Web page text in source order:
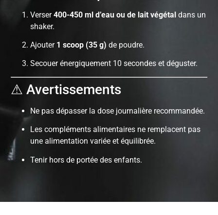
Verser400-450 ml d’eau ou de lait végétal dans un
shaker.
Ajouter 1 scoop (35 g) de poudre.
Secouer énergiquement 10 secondes et déguster.
⚠ Avertissements
Ne pas dépasser la dose journalière recommandée.
Les compléments alimentaires ne remplacent pas
une alimentation variée et équilibrée.
Tenir hors de portée des enfants.